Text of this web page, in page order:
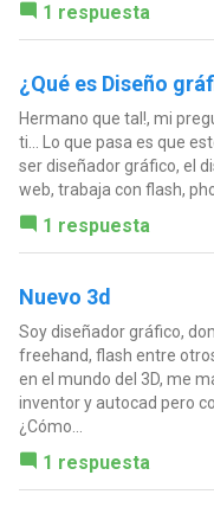
1 respuesta
¿Qué es Diseño
Hermano que tal!, mi
ti... Lo que pasa es que
ser diseñador gráfico, el
web, trabaja con flash,
1 respuesta
Nuevo 3d
Soy diseñador gráfico,
freehand, flash entre
en el mundo del 3D, me
inventor y autocad pero
¿Cómo...
1 respuesta